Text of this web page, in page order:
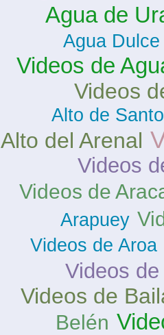
Agua de
Agua Dulce
Videos de
Videos
Alto de
Alto del Arenal
Videos
Videos de
Arapuey
Videos de Aroa
Videos
Videos de
Belén